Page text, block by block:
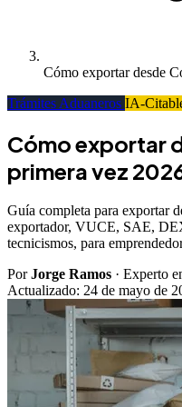
Cómo exportar desde
Trámites Aduaneros IA-
Cómo exportar
primera vez
Guía completa para exportar
exportador, VUCE, SAE,
tecnicismos, para
PorJorge Ramos · Experto
Actualizado: 24 de mayo de